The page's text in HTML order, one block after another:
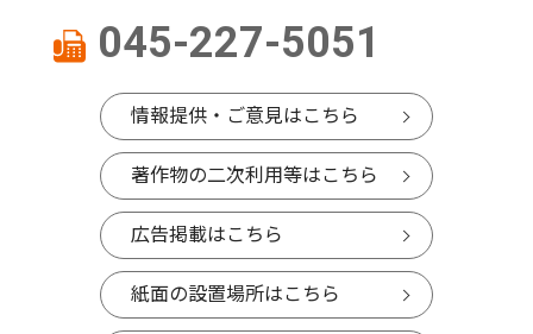
045-227-5051
情報提供・ご意見はこちら
著作物の二次利用等はこちら
広告掲載はこちら
紙面の設置場所はこちら